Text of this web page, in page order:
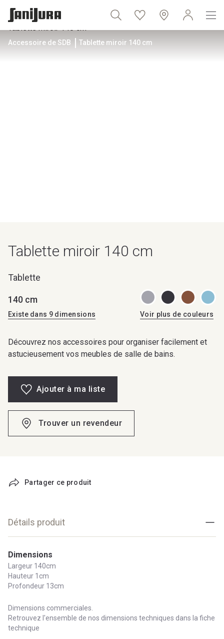
Accessoire de SDB Tablette miroir 140 cm
Tablette miroir 140 cm
Tablette
140 cm
Existe dans 9 dimensions Voir plus de couleurs
Découvrez nos accessoires pour organiser facilement et
astucieusement vos meubles de salle de bains.
Ajouter à ma liste
Trouver un revendeur
Partager ce produit
Détails produit
Dimensions
Largeur 140cm
Hauteur 1cm
Profondeur 13cm
Dimensions commerciales.
Retrouvez l'ensemble de nos dimensions techniques dans la fiche
technique